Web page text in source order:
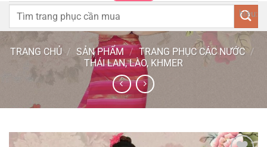
Tìm
TRANG CHỦ / SẢN PHẨM / TRANG PHỤC CÁC NƯỚC /
THÁI LAN, LÀO, KHMER
hiệu: